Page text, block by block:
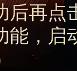
后再点
能，启